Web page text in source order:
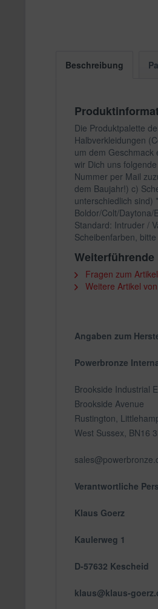
Beschreibung
Die Produktpalette
Halbverkleidungen
um dem Geschmack
wir Dich uns
Nummer per Mail
dem Baujahr!) c)
unterschiedlich sind)
Boldor/Colt/
Standard: Intruder /
Scheibenfarben,
Weiterführende
Fragen zum
Weitere Artikel
Angaben zum
Powerbronze
Brookside Industrial
Brookside Avenue
Rustington,
West Sussex, BN16
Verantwortliche
Klaus Goerz
Kaulerweg 1
D-57632 Kescheid
klaus@klaus-